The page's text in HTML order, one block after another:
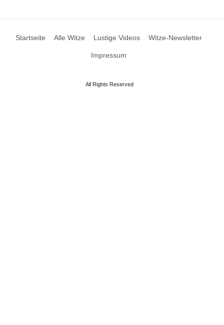
Startseite Alle Witze Lustige Videos Witze-Newsletter
Impressum
All Rights Reserved